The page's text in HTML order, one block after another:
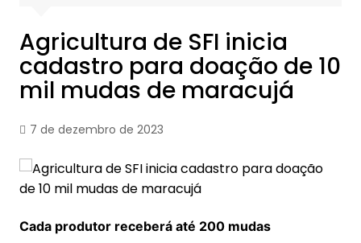
Agricultura de SFI inicia
cadastro para doação de 10
mil mudas de maracujá
7 de dezembro de 2023
Cada produtor receberá até 200 mudas